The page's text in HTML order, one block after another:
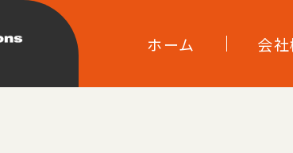
ホーム 会